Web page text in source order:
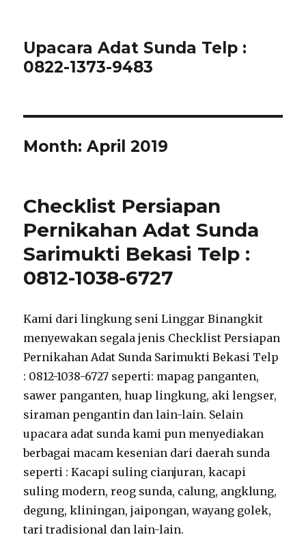
Upacara Adat Sunda Telp :
0822-1373-9483
Month:April 2019
Checklist Persiapan
Pernikahan Adat Sunda
Sarimukti Bekasi Telp :
0812-1038-6727
Kami dari lingkung seni Linggar Binangkit
menyewakan segala jenis Checklist Persiapan
Pernikahan Adat Sunda Sarimukti Bekasi Telp
: 0812-1038-6727 seperti: mapag panganten,
sawer panganten, huap lingkung, aki lengser,
siraman pengantin dan lain-lain. Selain
upacara adat sunda kami pun menyediakan
berbagai macam kesenian dari daerah sunda
seperti : Kacapi suling cianjuran, kacapi
suling modern, reog sunda, calung, angklung,
degung, kliningan, jaipongan, wayang golek,
tari tradisional dan lain-lain.